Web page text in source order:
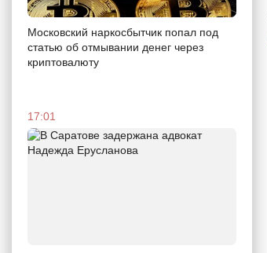
Московский наркосбытчик попал под
статью об отмывании денег через
криптовалюту
17:01